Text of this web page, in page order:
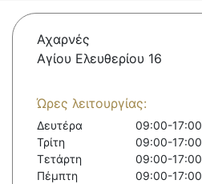
Αχαρνές
Αγίου Ελευθερίου 16
Ώρες λειτουργίας:
Δευτέρα
09:00-17:00
Τρίτη
09:00-17:00
Τετάρτη
09:00-17:00
Πέμπτη
09:00-17:00